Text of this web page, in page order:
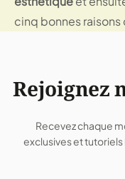
cinq bonnes
Rejoignez
Recevez chaque
exclusives et